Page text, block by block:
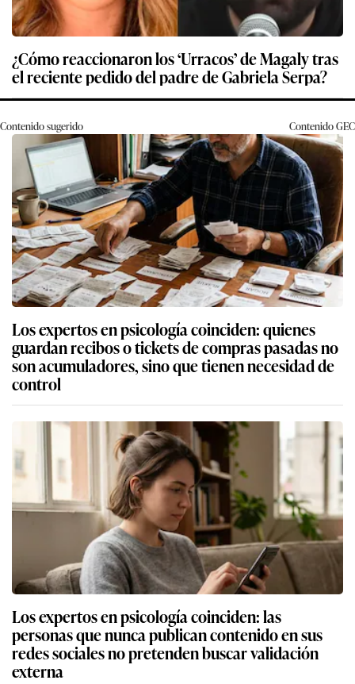
¿Cómo reaccionaron los ‘Urracos’ de Magaly tras
el reciente pedido del padre de Gabriela Serpa?
Contenido sugerido ContenidoGEC
Los expertos en psicología coinciden: quienes
guardan recibos o tickets de compras pasadas no
son acumuladores, sino que tienen necesidad de
control
Los expertos en psicología coinciden: las
personas que nunca publican contenido en sus
redes sociales no pretenden buscar validación
externa